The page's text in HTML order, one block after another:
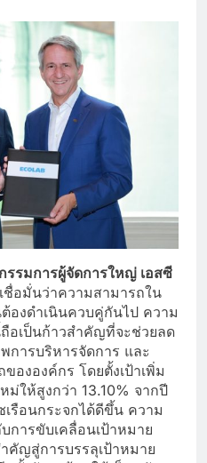
รรมการผู้จัดการใหญ่ เอสซี
ชื่อมั่นว่าความสามารถใน
องดำเนินควบคู่กันไป ความ
อเป็นก้าวสำคัญที่จะช่วยลด
การบริหารจัดการ และ
ององค์กร โดยตั้งเป้าเพิ่ม
ม่ให้สูงกว่า 13.10% จากปี
รือนกระจกได้ดีขึ้น ความ
การขับเคลื่อนเป้าหมาย
คัญสู่การบรรลุเป้าหมาย